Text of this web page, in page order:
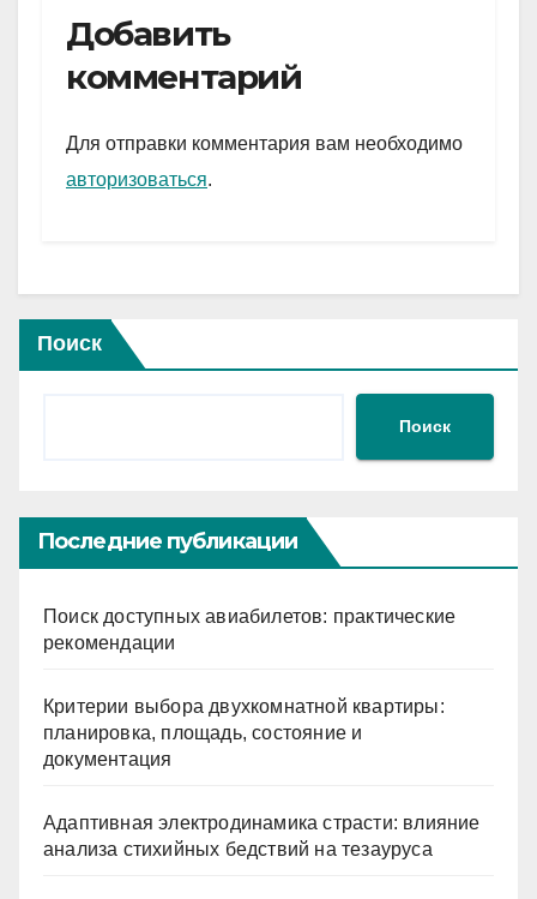
e
gr
a
m
er
s
A
p
и
Добавить
комментарий
Для отправки комментария вам необходимо
авторизоваться.
Поиск
Поиск
Последние публикации
Поиск доступных авиабилетов: практические
рекомендации
Критерии выбора двухкомнатной квартиры:
планировка, площадь, состояние и
документация
Адаптивная электродинамика страсти: влияние
анализа стихийных бедствий на тезауруса